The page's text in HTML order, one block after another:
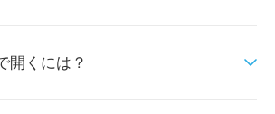
開くには？